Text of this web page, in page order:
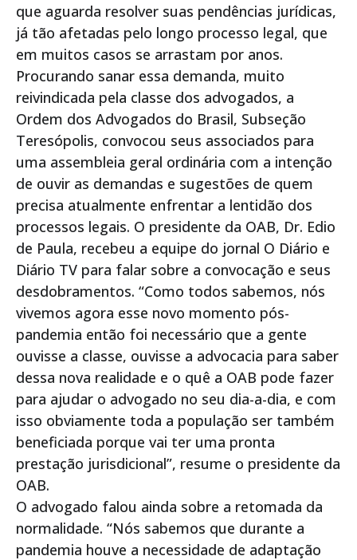
que aguarda resolver suas pendências jurídicas,
já tão afetadas pelo longo processo legal, que
em muitos casos se arrastam por anos.
Procurando sanar essa demanda, muito
reivindicada pela classe dos advogados, a
Ordem dos Advogados do Brasil, Subseção
Teresópolis, convocou seus associados para
uma assembleia geral ordinária com a intenção
de ouvir as demandas e sugestões de quem
precisa atualmente enfrentar a lentidão dos
processos legais. O presidente da OAB, Dr. Edio
de Paula, recebeu a equipe do jornal O Diário e
Diário TV para falar sobre a convocação e seus
desdobramentos. “Como todos sabemos, nós
vivemos agora esse novo momento pós-
pandemia então foi necessário que a gente
ouvisse a classe, ouvisse a advocacia para saber
dessa nova realidade e o quê a OAB pode fazer
para ajudar o advogado no seu dia-a-dia, e com
isso obviamente toda a população ser também
beneficiada porque vai ter uma pronta
prestação jurisdicional”, resume o presidente da
OAB.
O advogado falou ainda sobre a retomada da
normalidade. “Nós sabemos que durante a
pandemia houve a necessidade de adaptação